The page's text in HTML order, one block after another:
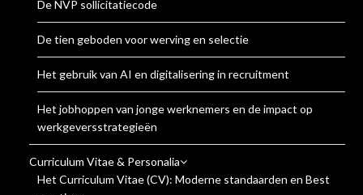
De NVP sollicitatiecode
De tien geboden voor werving en selectie
Het gebruik van AI en digitalisering in recruitment
Het jobhoppen van jonge werknemers en de impact op
werkgeversstrategieën
Curriculum Vitae & Personalia
Het Curriculum Vitae (CV): Moderne standaarden en Best